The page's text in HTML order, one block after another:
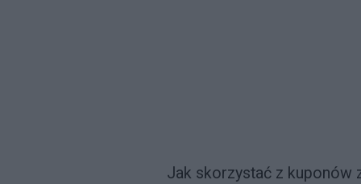
Jak skorzystać z kuponów